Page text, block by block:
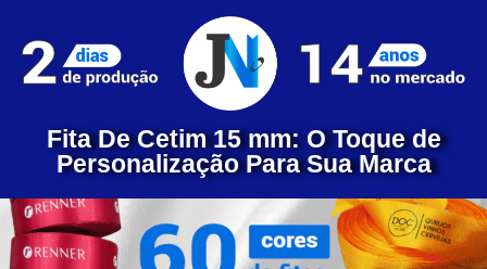
Fita De Cetim 15 mm: O Toque de
Personalização Para Sua Marca